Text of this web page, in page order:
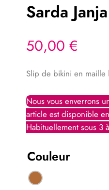
Sarda Janja
50,00 €
Slip de bikini en maille
Couleur